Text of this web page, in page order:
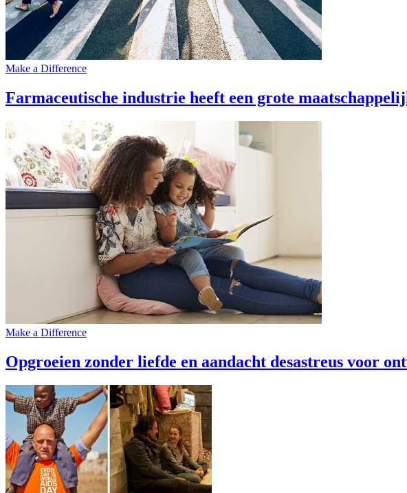
Make a Difference
Farmaceutische industrie heeft een grote
Make a Difference
Opgroeien zonder liefde en aandacht desastreus voor